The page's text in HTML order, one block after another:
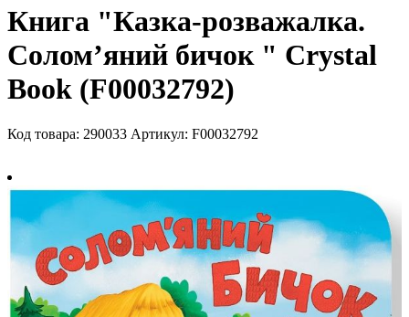
Книга "Казка-розважалка.
Солом’яний бичок " Crystal
Book (F00032792)
Код товара: 290033 Артикул: F00032792